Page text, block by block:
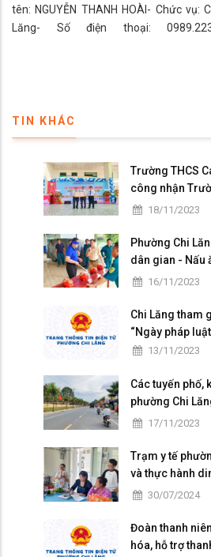
tên: NGUYỄN THANH HOÀI- Chức vụ:
Lăng- Số điện thoại:
TIN KHÁC
Trường THCS
công nhận
gia mức độ I và
18/11/2023
Phường Chi
dân gian - Nấu
Đại đoàn kết
16/11/2023
Chi Lăng tham
“Ngày pháp
13/11/2023
Các tuyến phố,
phường Chi
Đại đoàn kết
17/11/2023
Trạm y tế
và thực hành
có con nhỏ trên
30/07/2024
Đoàn thanh
hóa, hỗ trợ